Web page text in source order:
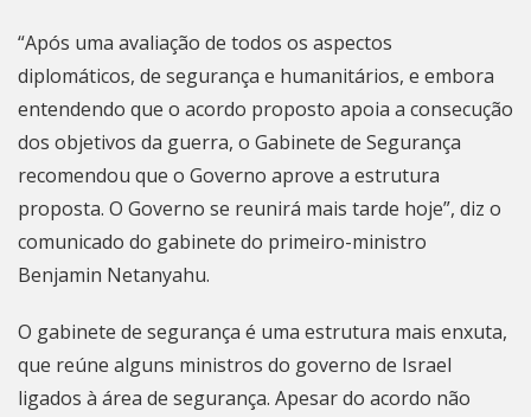
“Após uma avaliação de todos os aspectos
diplomáticos, de segurança e humanitários, e embora
entendendo que o acordo proposto apoia a consecução
dos objetivos da guerra, o Gabinete de Segurança
recomendou que o Governo aprove a estrutura
proposta. O Governo se reunirá mais tarde hoje”, diz o
comunicado do gabinete do primeiro-ministro
Benjamin Netanyahu.
O gabinete de segurança é uma estrutura mais enxuta,
que reúne alguns ministros do governo de Israel
ligados à área de segurança. Apesar do acordo não